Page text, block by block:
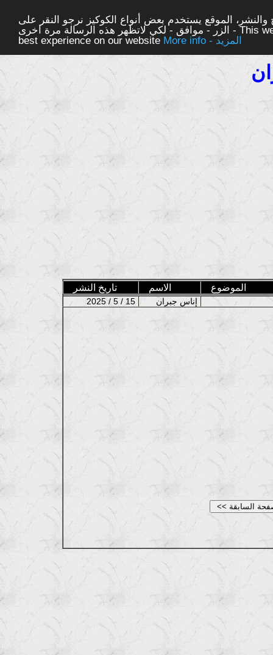
الموقع يستخدم بعض أنواع الكوكيز نرجو النقر على
الزر - موافق - لكي لاتظهر هذه الرسالة مرة اخرى - This website uses cookies to ensure you get the
best experience on our website
More info - المزيد
تاريخ النشر الاسم الموضوع
2025 / 5 / 15